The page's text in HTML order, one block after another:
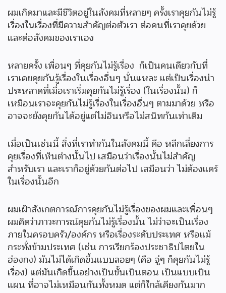
ผมเกิดมาและมีชีวิตอยู่ในสังคมที่หลายๆ ครั้งเราคุยกันไม่รู้
เรื่องในเรื่องที่มีความสำคัญต่อตัวเรา ต่อคนที่เราคุยด้วย
และต่อสังคมของเราเอง
หลายครั้ง เพื่อนๆ ที่คุยกันไม่รู้เรื่อง ก็เป็นคนเดียวกับที่
เราเคยคุยกันรู้เรื่องในเรื่องอื่นๆ นั่นแหละ แต่เป็นเรื่องน่า
ประหลาดที่เมื่อเราเริ่มคุยกันไม่รู้เรื่อง (ในเรื่องนั้น) ก็
เหมือนเราจะคุยกันไม่รู้เรื่องในเรื่องอื่นๆ ตามมาด้วย หรือ
อาจจะยังคุยกันได้อยู่แต่ไม่อินหรือไม่สนิทกันเท่าเดิม
เมื่อเป็นเช่นนี้ สิ่งที่เราทำกันในสังคมนี้ คือ หลีกเลี่ยงการ
คุยเรื่องที่เห็นต่างนั้นไป เสมือนว่าเรื่องนั้นไม่สำคัญ
สำหรับเรา และเราก็อยู่ด้วยกันต่อไป เสมือนว่า ไม่ต้องแคร์
ในเรื่องนั้นอีก
ผมเฝ้าสังเกตการณ์การคุยกันไม่รู้เรื่องของผมและเพื่อนๆ
ผมคิดว่าภาวะการณ์คุยกันไม่รู้เรื่องนั้น ไม่ว่าจะเป็นเรื่อง
ภายในครอบครัว/องค์กร หรือเรื่องระดับประเทศ หรือแม้
กระทั่งข้ามประเทศ (เช่น การเรียกร้องประชาธิปไตยใน
ฮ่องกง) มันไม่ได้เกิดขึ้นแบบลอยๆ (คือ จู่ๆ ก็คุยกันไม่รู้
เรื่อง) แต่มันเกิดขึ้นอย่างเป็นขั้นเป็นตอน เป็นแบบเป็น
แผน ที่อาจไม่เหมือนกันทั้งหมด แต่ก็ใกล้เคียงกันมาก